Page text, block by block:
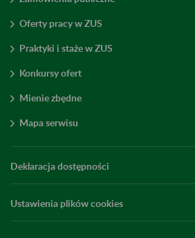
Oferty pracy w ZUS
Praktyki i staże w ZUS
Konkursy ofert
Mienie zbędne
Mapa serwisu
Deklaracja dostępności
Ustawienia plików cookies